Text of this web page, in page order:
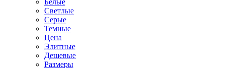
Белые
Светлые
Серые
Темные
Цена
Элитные
Дешевые
Размеры